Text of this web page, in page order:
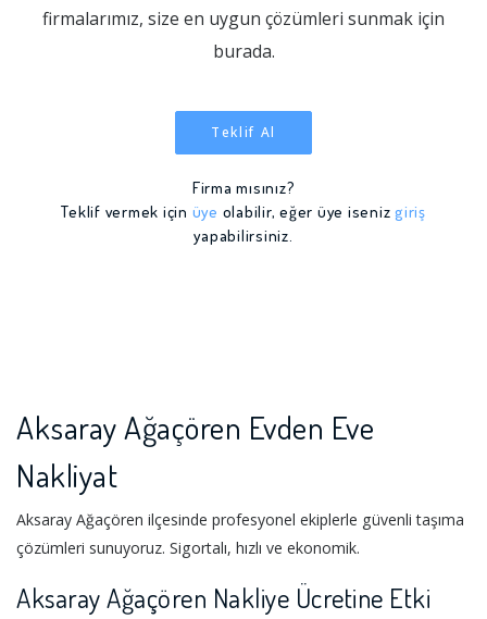
firmalarımız, size en uygun çözümleri sunmak için
burada.
Teklif Al
Firma mısınız?
Teklif vermek için üye olabilir, eğer üye iseniz giriş
yapabilirsiniz.
Aksaray Ağaçören Evden Eve
Nakliyat
Aksaray Ağaçören ilçesinde profesyonel ekiplerle güvenli taşıma
çözümleri sunuyoruz. Sigortalı, hızlı ve ekonomik.
Aksaray Ağaçören Nakliye Ücretine Etki